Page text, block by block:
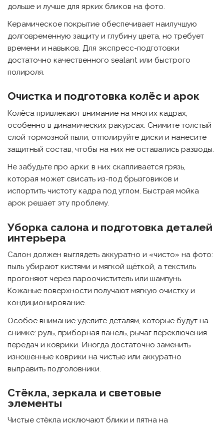
дольше и лучше для ярких бликов на фото.
Керамическое покрытие обеспечивает наилучшую
долговременную защиту и глубину цвета, но требует
времени и навыков. Для экспресс-подготовки
достаточно качественного sealant или быстрого
полироля.
Очистка и подготовка колёс и арок
Колёса привлекают внимание на многих кадрах,
особенно в динамических ракурсах. Снимите толстый
слой тормозной пыли, отполируйте диски и нанесите
защитный состав, чтобы на них не оставались разводы.
Не забудьте про арки: в них скапливается грязь,
которая может свисать из-под брызговиков и
испортить чистоту кадра под углом. Быстрая мойка
арок решает эту проблему.
Уборка салона и подготовка деталей
интерьера
Салон должен выглядеть аккуратно и «чисто» на фото:
пыль убирают кистями и мягкой щёткой, а текстиль
прогоняют через пароочиститель или шампунь.
Кожаные поверхности получают мягкую очистку и
кондиционирование.
Особое внимание уделите деталям, которые будут на
снимке: руль, приборная панель, рычаг переключения
передач и коврики. Иногда достаточно заменить
изношенные коврики на чистые или аккуратно
выправить подголовники.
Стёкла, зеркала и световые
элементы
Чистые стёкла исключают блики и пятна на